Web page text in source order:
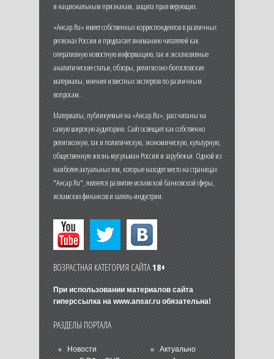
и национальным признакам, защита прав верующих.
«Ансар.Ru» имеет собственных корреспондентов в различных
регионах России и предлагает вниманию читателей как
оперативную новостную информацию, так и эксклюзивные
аналитические статьи, обзоры, религиозно-богословские
материалы, мнения известных экспертов по различным
вопросам.
Материалы, публикуемые на «Ансар.Ru», рассчитаны на
самую широкую аудиторию. Сайт освещает как собственно
религиозную, так и политическую, экономическую, культурную,
общественную жизнь мусульман России и зарубежья. Одной из
наиболее актуальных тем, которые находят место на страницах
"Ансар.Ru", является развитие исламской банковской сферы,
исламских финансов и халяль-индустрии.
ВОЗРАСТНАЯ КАТЕГОРИЯ САЙТА18+
При использовании материалов сайта
гиперссылка на www.ansar.ruобязательна!
РАЗДЕЛЫ ПОРТАЛА
Новости
Актуально